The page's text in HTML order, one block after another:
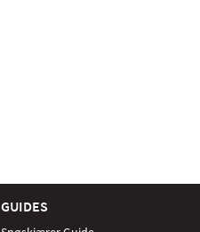
GUIDES